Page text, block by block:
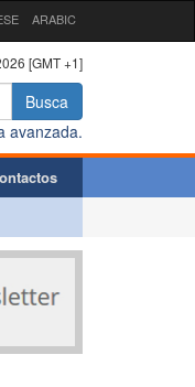
ARABIC
[GMT +1]
Busca
avanzada.